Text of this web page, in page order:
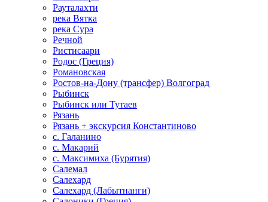
Рауталахти
река Вятка
река Сура
Речной
Ристисаари
Родос (Греция)
Романовская
Ростов-на-Дону (трансфер) Волгоград
Рыбинск
Рыбинск или Тутаев
Рязань
Рязань + экскурсия Константиново
с. Галанино
с. Макарий
с. Максимиха (Бурятия)
Салемал
Салехард
Салехард (Лабытнанги)